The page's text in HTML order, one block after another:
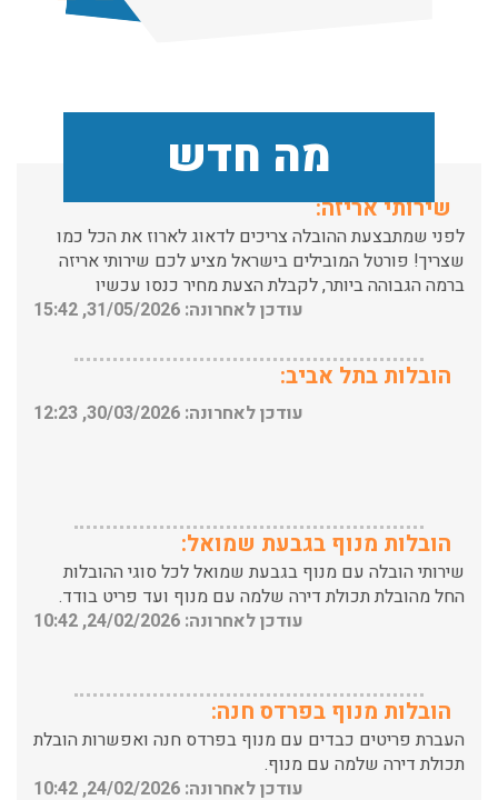
מה חדש
העברת פריטים כבדים עם מנוף בפרדס חנה ואפשרות הובלת
שירותי אריזה:
שצריך! פורטל המובילים בישראל מציע לכם שירותי אריזה
ברמה הגבוהה ביותר, לקבלת הצעת מחיר כנסו עכשיו
עודכן לאחרונה: 31/05/2026, 15:42
הובלות בתל אביב:
עודכן לאחרונה: 30/03/2026, 12:23
שירותי הובלה עם מנוף בגבעת שמואל לכל סוגי ההובלות
החל מהובלת תכולת דירה שלמה עם מנוף ועד פריט בודד.
עודכן לאחרונה: 24/02/2026, 10:42
העברת פריטים כבדים עם מנוף בפרדס חנה ואפשרות הובלת
תכולת דירה שלמה עם מנוף.
עודכן לאחרונה: 24/02/2026, 10:42